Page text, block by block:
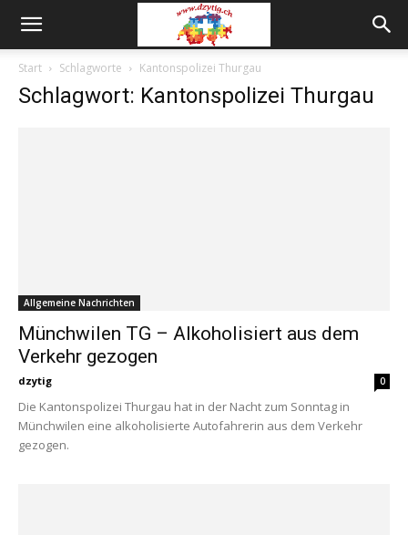
Start Schlagworte Kantonspolizei Thurgau
Schlagwort: Kantonspolizei Thurgau
Allgemeine Nachrichten
Münchwilen TG – Alkoholisiert aus dem
Verkehr gezogen
dzytig 0
Die Kantonspolizei Thurgau hat in der Nacht zum Sonntag in
Münchwilen eine alkoholisierte Autofahrerin aus dem Verkehr
gezogen.